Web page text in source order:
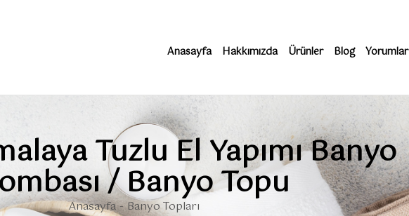
Anasayfa Hakkımızda Ürünler Blog Yorumlar
Tuzlu El Yapımı Banyo
/ Banyo Topu
Anasayfa Banyo Topları